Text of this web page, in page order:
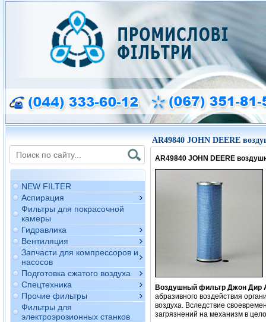
NEW FILTER
Аспирация
Фильтры для покрасочной
камеры
Гидравлика
Вентиляция
Запчасти для компрессоров и
насосов
Подготовка сжатого воздуха
Спецтехника
Прочие фильтры
Фильтры для
электроэрозионных станков
AR49840 JOHN DEERE
AR49840 JOHN DEERE
Воздушный фильтр Джон Дир
абразивного воздействия
воздуха. Вследствие
загрязнений на механизм в